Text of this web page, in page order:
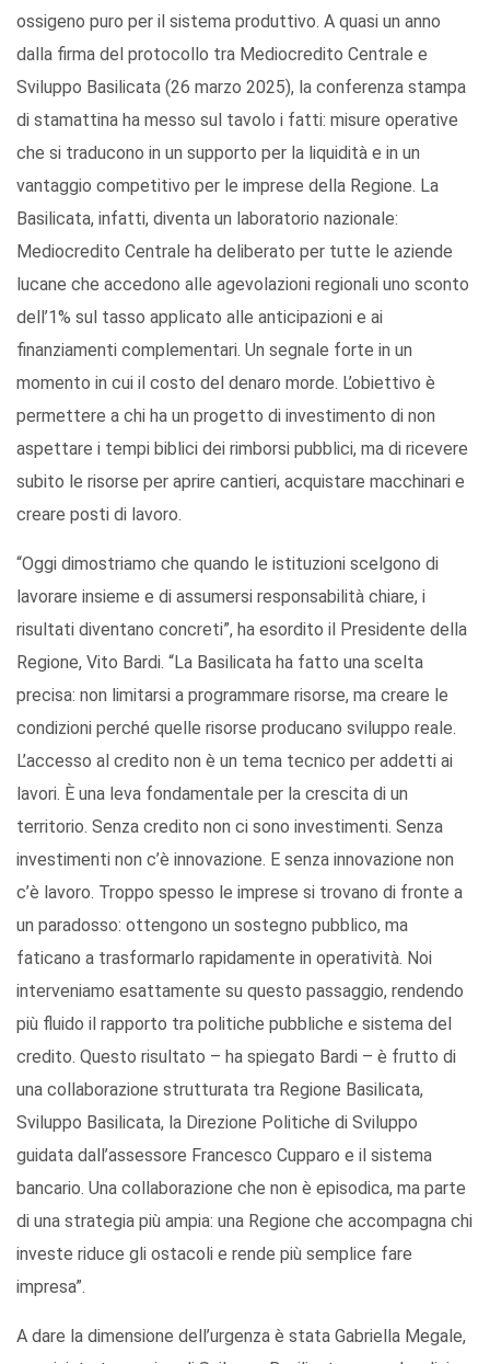
ossigeno puro per il sistema produttivo. A quasi un anno
dalla firma del protocollo tra Mediocredito Centrale e
Sviluppo Basilicata (26 marzo 2025), la conferenza stampa
di stamattina ha messo sul tavolo i fatti: misure operative
che si traducono in un supporto per la liquidità e in un
vantaggio competitivo per le imprese della Regione. La
Basilicata, infatti, diventa un laboratorio nazionale:
Mediocredito Centrale ha deliberato per tutte le aziende
lucane che accedono alle agevolazioni regionali uno sconto
dell’1% sul tasso applicato alle anticipazioni e ai
finanziamenti complementari. Un segnale forte in un
momento in cui il costo del denaro morde. L’obiettivo è
permettere a chi ha un progetto di investimento di non
aspettare i tempi biblici dei rimborsi pubblici, ma di ricevere
subito le risorse per aprire cantieri, acquistare macchinari e
creare posti di lavoro.
“Oggi dimostriamo che quando le istituzioni scelgono di
lavorare insieme e di assumersi responsabilità chiare, i
risultati diventano concreti”, ha esordito il Presidente della
Regione, Vito Bardi. “La Basilicata ha fatto una scelta
precisa: non limitarsi a programmare risorse, ma creare le
condizioni perché quelle risorse producano sviluppo reale.
L’accesso al credito non è un tema tecnico per addetti ai
lavori. È una leva fondamentale per la crescita di un
territorio. Senza credito non ci sono investimenti. Senza
investimenti non c’è innovazione. E senza innovazione non
c’è lavoro. Troppo spesso le imprese si trovano di fronte a
un paradosso: ottengono un sostegno pubblico, ma
faticano a trasformarlo rapidamente in operatività. Noi
interveniamo esattamente su questo passaggio, rendendo
più fluido il rapporto tra politiche pubbliche e sistema del
credito. Questo risultato – ha spiegato Bardi – è frutto di
una collaborazione strutturata tra Regione Basilicata,
Sviluppo Basilicata, la Direzione Politiche di Sviluppo
guidata dall’assessore Francesco Cupparo e il sistema
bancario. Una collaborazione che non è episodica, ma parte
di una strategia più ampia: una Regione che accompagna chi
investe riduce gli ostacoli e rende più semplice fare
impresa”.
A dare la dimensione dell’urgenza è stata Gabriella Megale,